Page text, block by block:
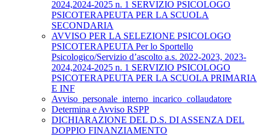
2024,2024-2025 n. 1 SERVIZIO PSICOLOGO
PSICOTERAPEUTA PER LA SCUOLA
SECONDARIA
AVVISO PER LA SELEZIONE PSICOLOGO
PSICOTERAPEUTA Per lo Sportello
Psicologico/Servizio d’ascolto a.s. 2022-2023, 2023-
2024,2024-2025 n. 1 SERVIZIO PSICOLOGO
PSICOTERAPEUTA PER LA SCUOLA PRIMARIA
E INF
Avviso_personale_interno_incarico_collaudatore
Determina e Avviso RSPP
DICHIARAZIONE DEL D.S. DI ASSENZA DEL
DOPPIO FINANZIAMENTO